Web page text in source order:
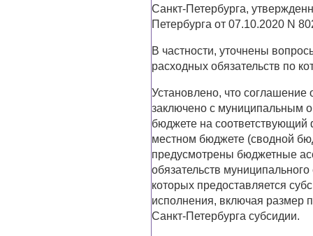
Санкт-Петербурга,
Петербурга от 07.10.2020 N
В частности, уточнены
расходных обязательств по
Установлено, что
заключено с муниципальным
бюджете на соответствующий
местном бюджете (сводной
предусмотрены бюджетные
обязательств
которых предоставляется
исполнения, включая размер
Санкт-Петербурга субсидии.